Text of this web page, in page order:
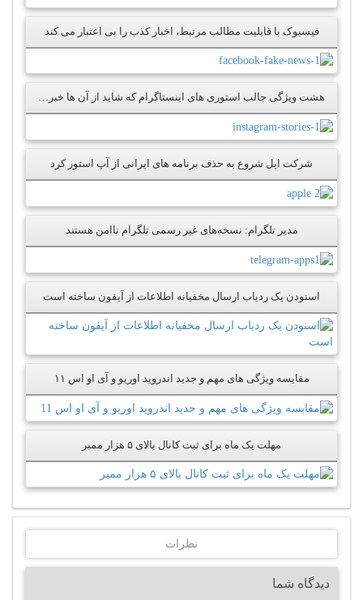
فیسبوک با قابلیت مطالب مرتبط، اخبار کذب را بی اعتبار می کند
هشت ویژگی جالب استوری های اینستاگرام که شاید از آن ها خبر نداشته باشید
شرکت اپل شروع به حذف برنامه های ایرانی از آپ استور کرد
مدیر تلگرام: نسخه‌های غیر رسمی تلگرام ناامن هستند
اسنودن یک ردیاب ارسال مخفیانه اطلاعات از آیفون ساخته است
مقایسه ویژگی های مهم و جدید اندروید اوریو و آی او اس ۱۱
مهلت یک ماه برای ثبت کانال بالای ۵ هزار ممبر
نظرات
دیدگاه شما